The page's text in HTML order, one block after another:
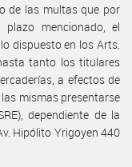
de las multas que por
plazo mencionado, el
dispuesto en los Arts.
tanto los titulares
a efectos de
mismas presentarse
dependiente de la
Hipólito Yrigoyen 440